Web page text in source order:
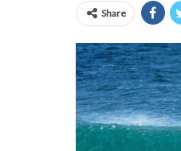
Share